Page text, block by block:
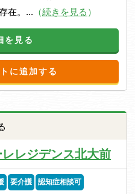
在。... （続きを見る ）
を見る
に追加する
レジデンス北大前
要介護 認知症相談可